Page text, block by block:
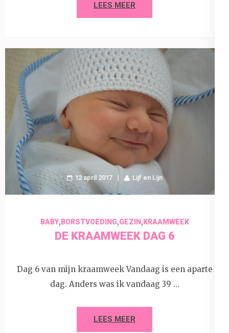
LEES MEER
12 april 2017 Lijf en Lijn
BABY, BORSTVOEDING,GEZIN, KRAAMWEEK
DE KRAAMWEEK DAG 6
Dag 6 van mijn kraamweek Vandaag is een aparte
dag. Anders was ik vandaag 39 …
LEES MEER